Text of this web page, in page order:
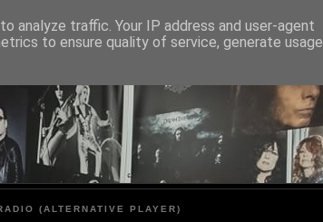
CITY
(ALTERNATIVE PLAYER)
analyze traffic. Your IP address and user-agent
to ensure quality of service, generate usage